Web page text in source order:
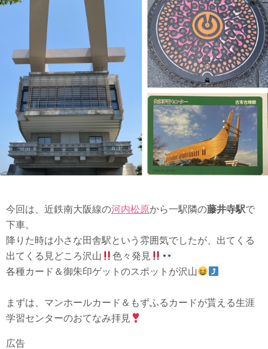
今回は、近鉄南大阪線の河内松原から一駅隣の藤井寺駅で
下車。
降りた時は小さな田舎駅という雰囲気でしたが、出てくる
出てくる見どころ沢山
色々発見
各種カード＆御朱印ゲットのスポットが沢山
まずは、マンホールカード＆もずふるカードが貰える生涯
学習センターのおてなみ拝見
広告